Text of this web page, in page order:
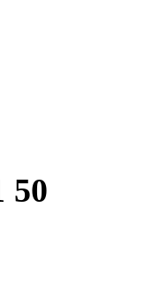
50